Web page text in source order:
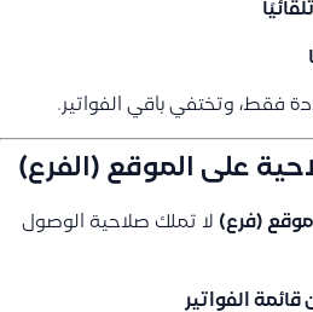
فقط، وتختفي باقي الفواتير.
على الموقع (الفرع)
موقع (فرع) لا تملك صلاحية الوصول
الفواتير